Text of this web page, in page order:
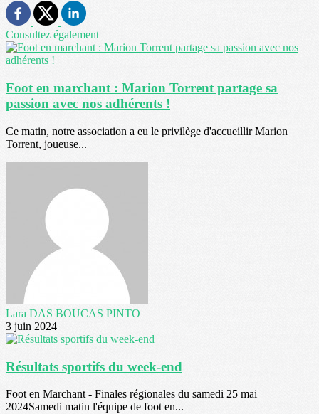
Consultez également
Foot en marchant : Marion Torrent partage sa
passion avec nos adhérents !
Ce matin, notre association a eu le privilège d'accueillir Marion
Torrent, joueuse...
Lara DAS BOUCAS PINTO
3 juin 2024
Résultats sportifs du week-end
Foot en Marchant - Finales régionales du samedi 25 mai
2024Samedi matin l'équipe de foot en...